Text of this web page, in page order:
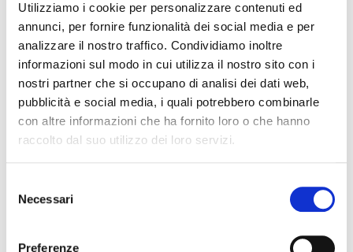
Utilizziamo i cookie per personalizzare contenuti ed
annunci, per fornire funzionalità dei social media e per
analizzare il nostro traffico. Condividiamo inoltre
informazioni sul modo in cui utilizza il nostro sito con i
nostri partner che si occupano di analisi dei dati web,
pubblicità e social media, i quali potrebbero combinarle
con altre informazioni che ha fornito loro o che hanno
raccolto dal suo utilizzo dei loro servizi.
delNecessari
Preferenze
14/12/2022 00:00
AVVISO PUBBLICO PER LA VENDITA, A LOTTI,
DI N. 53 AUTOBUS DI TIPO URBANO DI
PROPRIETÀ DI BRESCIA TRASPORTI S.P.A.
AVVISO PERIODICO INDICATIVO AVENTE
VALORE DI INDIZIONE DI GARA PER LA